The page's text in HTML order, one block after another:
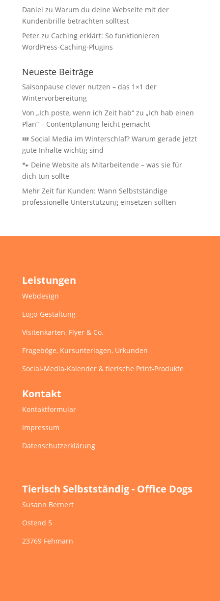
Daniel zu Warum du deine Webseite mit der
Kundenbrille betrachten solltest
Peterzu Caching erklärt: So funktionieren
WordPress-Caching-Plugins
Neueste Beiträge
Saisonpause clever nutzen – das 1×1 der
Wintervorbereitung
Von „Ich poste, wenn ich Zeit hab“ zu „Ich hab einen
Plan“ – Contentplanung leicht gemacht
💤 Social Media im Winterschlaf? Warum gerade jetzt
gute Inhalte wichtig sind
🐾 Deine Website als Mitarbeitende – was sie für
dich tun sollte
Mehr Zeit für Kunden: Wann Selbstständige
professionelle Unterstützung einsetzen sollten
Leistungen
Webdesign
Logo-Gestaltung
Visitenkarten, Flyer & Co.
Frageböge, Kursunterlagen, Urkunden
Social-Media-Kalender & tierische Print-Produkte
Kontakt
Kontaktformular
Impressum
Datenschutzerklärung
Tierisch Selbstständig - Office Dogs
Susann Bernert
Ostend 5
23769 Fehmarn